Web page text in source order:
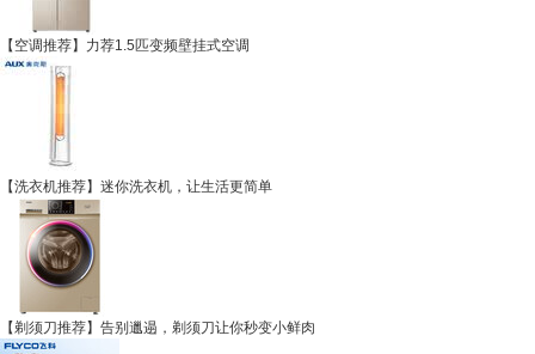
【空调推荐】力荐1.5匹变频壁挂式空调
【洗衣机推荐】迷你洗衣机，让生活更简单
【剃须刀推荐】告别邋遢，剃须刀让你秒变小鲜肉